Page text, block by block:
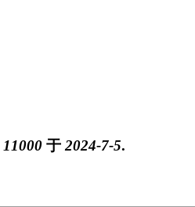
11000 于2024-7-5.